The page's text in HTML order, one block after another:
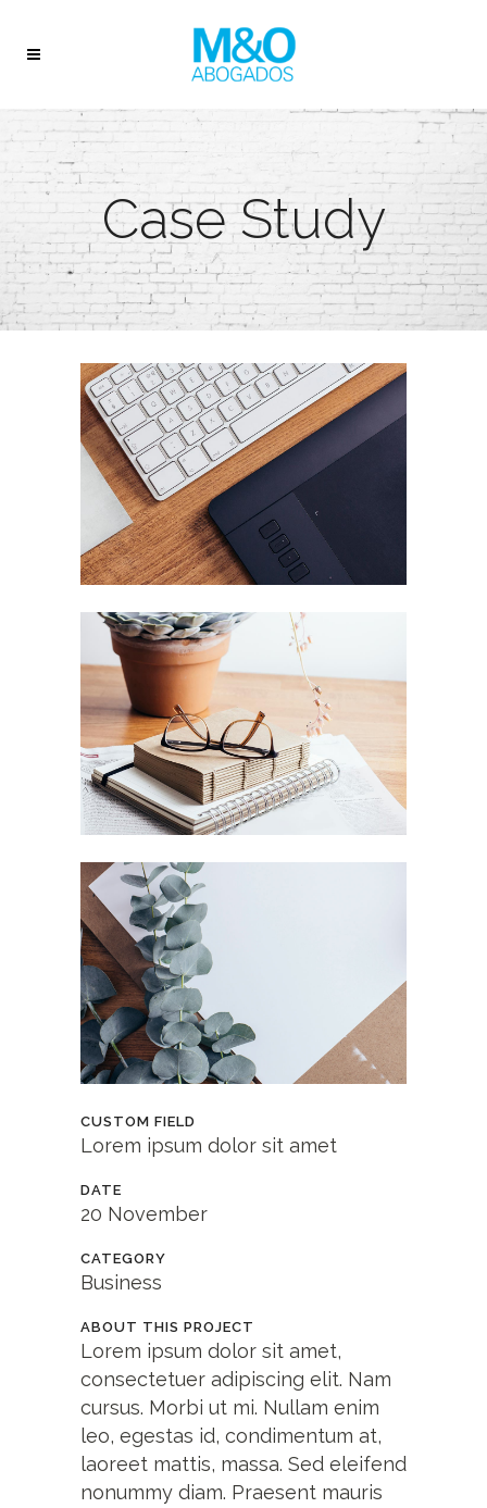
Case Study
CUSTOM FIELD
Lorem ipsum dolor sit amet
DATE
20 November
CATEGORY
Business
ABOUT THIS PROJECT
Lorem ipsum dolor sit amet,
consectetuer adipiscing elit. Nam
cursus. Morbi ut mi. Nullam enim
leo, egestas id, condimentum at,
laoreet mattis, massa. Sed eleifend
nonummy diam. Praesent mauris